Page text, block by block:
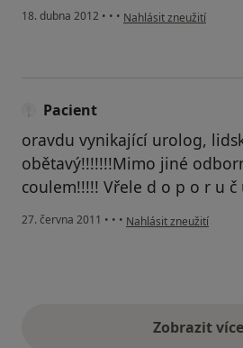
18. dubna 2012 • • • podle názoru uživatele
Nahlásit zneužití
Pacient
oravdu vynikající urolog,
obětavý!!!!!!!Mimo jiné
coulem!!!!! Vřele d o p o r u č
27. června 2011 • • • podle názoru uživatele
Nahlásit zneužití
Zobrazit více
výše